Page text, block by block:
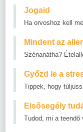
Jogaid
Ha orvoshoz kell
Mindent az
Szénanátha?
Győzd le a
Tippek, hogy
Elsősegély
Tudod, mi a teendő